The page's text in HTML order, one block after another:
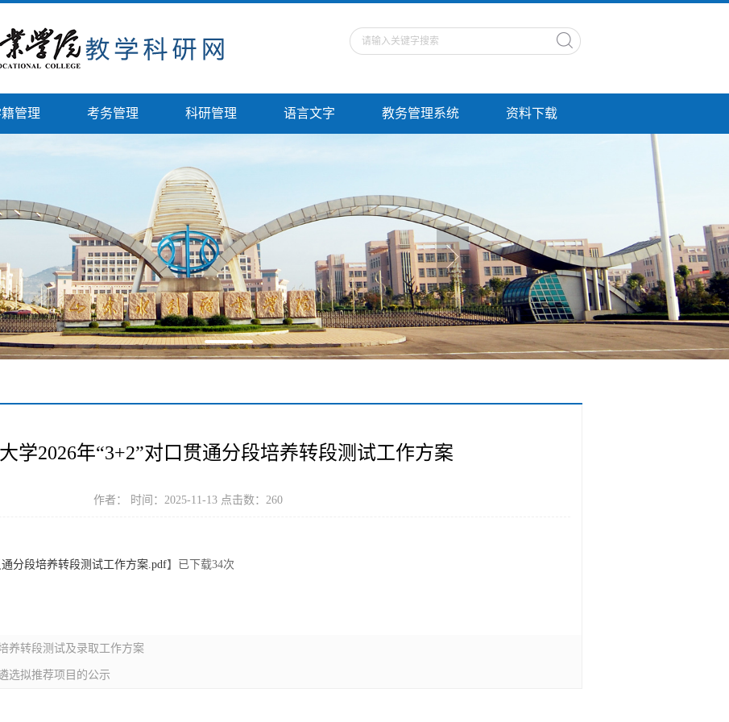
管理 考务管理 科研管理 语言文字 教务管理系统 资料下载
学2026年“3+2”对口贯通分段培养转段测试工作方案
作者： 时间：2025-11-13 点击数： 260
分段培养转段测试工作方案.pdf】已下载34次
养转段测试及录取工作方案
选拟推荐项目的公示